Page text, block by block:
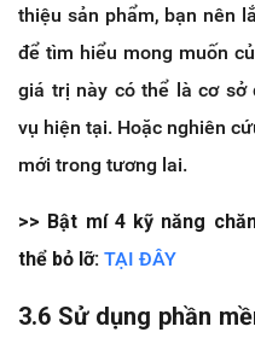
thiệu sản phẩm, bạn nên
để tìm hiểu mong muốn
giá trị này có thể là cơ sở
vụ hiện tại. Hoặc nghiên
mới trong tương lai.
>> Bật mí 4 kỹ năng
thể bỏ lỡ: TẠI ĐÂY
3.6 Sử dụng phần